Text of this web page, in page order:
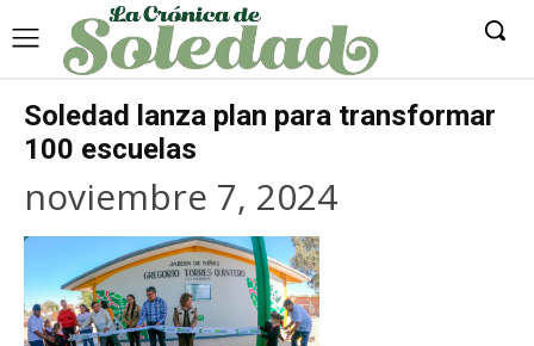
Soledad lanza plan para transformar
100 escuelas
noviembre 7, 2024